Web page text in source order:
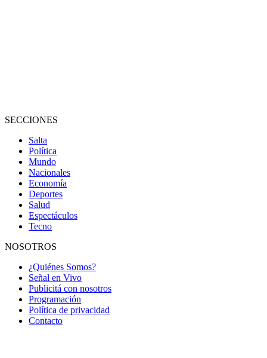
SECCIONES
Salta
Política
Mundo
Nacionales
Economía
Deportes
Salud
Espectáculos
Tecno
NOSOTROS
¿Quiénes Somos?
Señal en Vivo
Publicitá con nosotros
Programación
Política de privacidad
Contacto